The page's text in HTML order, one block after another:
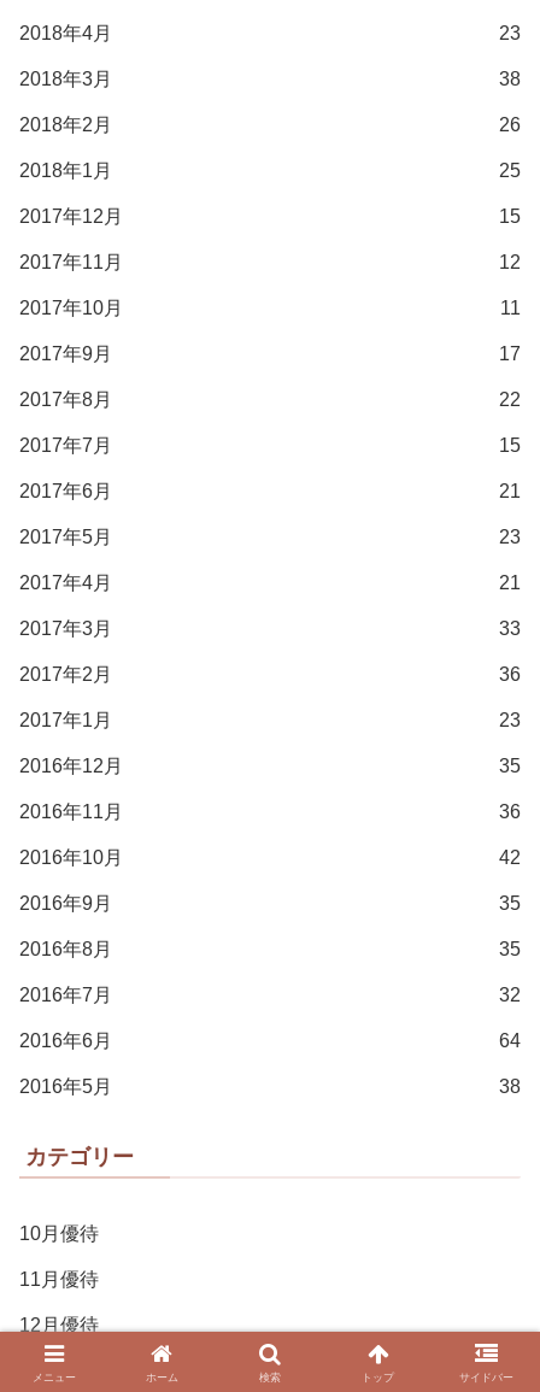
2018年4月 23
2018年3月 38
2018年2月 26
2018年1月 25
2017年12月 15
2017年11月 12
2017年10月 11
2017年9月 17
2017年8月 22
2017年7月 15
2017年6月 21
2017年5月 23
2017年4月 21
2017年3月 33
2017年2月 36
2017年1月 23
2016年12月 35
2016年11月 36
2016年10月 42
2016年9月 35
2016年8月 35
2016年7月 32
2016年6月 64
2016年5月 38
カテゴリー
10月優待
11月優待
12月優待
ideco
メニュー ホーム 検索 トップ サイドバー